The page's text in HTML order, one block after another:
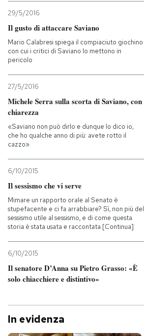
CALENDARIO
AREA PERSONALE
Entra
29/5/2016
Il gusto di attaccare Saviano
Mario Calabresi spiega il compiaciuto giochino
con cui i critici di Saviano lo mettono in
pericolo
27/5/2016
Michele Serra sulla scorta di Saviano, con
chiarezza
«Saviano non può dirlo e dunque lo dico io,
che ho qualche anno di più: avete rotto il
cazzo»
6/10/2015
Il sessismo che vi serve
Mimare un rapporto orale al Senato è
stupefacente e ci fa arrabbiare? Sì, non più del
sessismo utile al sessismo, e di come questa
storia è stata usata e raccontata [Continua]
6/10/2015
Il senatore D’Anna su Pietro Grasso: «È
solo chiacchiere e distintivo»
In evidenza